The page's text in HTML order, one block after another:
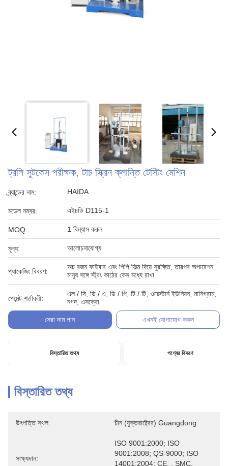
ট্রলি সুটকেস পরীক্ষক, টাচ স্ক্রিন ক্লান্তি টেস্টিং মেশিন
ব্র্যান্ডের নাম: HAIDA
মডেল নম্বর: এইচডি D115-1
MOQ: 1 বিন্যাস করুন
মূল্য: আলোচনাযোগ্য
প্যাকেজিং বিবরণ:
অচ রজন ফাইবার এবং পিপি ফিল্ম দিয়ে সুরক্ষিত, তারপর অপারেশন
মানুষ সঙ্গে স্ট্রং কাঠের কেস মধ্যে রাখা
পেমেন্ট শর্তাবলী:
এল / সি, ডি / এ, ডি / পি, টি / টি, ওয়েস্টার্ন ইউনিয়ন, মানিগ্রাম,
নগদ, এসক্রো
সেরা দাম পান এখনই যোগাযোগ করুন
বিস্তারিত তথ্য পণ্যের বিবরণ
বিস্তারিত তথ্য
উৎপত্তি স্থল: চীন (যুক্তরাষ্ট্রের) Guangdong
সাক্ষ্যদান:
ISO 9001:2000; ISO
9001:2008; QS-9000; ISO
14001:2004; CE, , SMC,